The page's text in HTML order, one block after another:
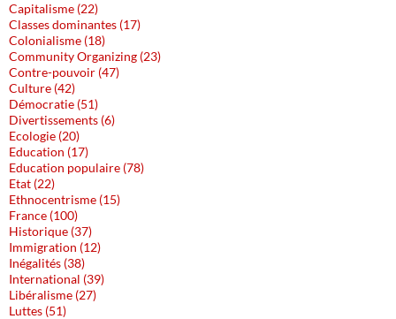
Capitalisme (22)
Classes dominantes (17)
Colonialisme (18)
Community Organizing (23)
Contre-pouvoir (47)
Culture (42)
Démocratie (51)
Divertissements (6)
Ecologie (20)
Education (17)
Education populaire (78)
Etat (22)
Ethnocentrisme (15)
France (100)
Historique (37)
Immigration (12)
Inégalités (38)
International (39)
Libéralisme (27)
Luttes (51)